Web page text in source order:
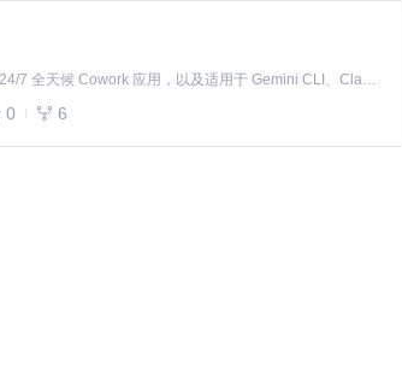
免费、本地、开源的 24/7 全天候 Cowork 应用，以及适用于 Gemini CLI、Claude Code、Codex、OpenCode、Qwen Code、Goose CLI、Auggie 等的 OpenClaw | 🌟 喜欢就点star吧
0 6